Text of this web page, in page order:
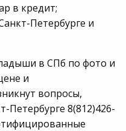
в кредит;
Петербурге и
в СПб по фото и
и
вопросы,
Петербурге 8(812)426-